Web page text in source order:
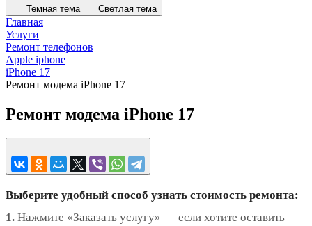
Темная тема Светлая тема
Главная
Услуги
Ремонт телефонов
Apple iphone
iPhone 17
Ремонт модема iPhone 17
Ремонт модема iPhone 17
Выберите удобный способ узнать стоимость ремонта:
1. Нажмите «Заказать услугу» — если хотите оставить